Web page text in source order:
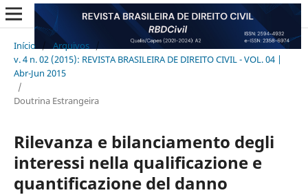
Início Arquivos
/
v. 4 n. 02 (2015): REVISTA BRASILEIRA DE DIREITO CIVIL - VOL. 04 |
Abr-Jun 2015
/
Doutrina Estrangeira
Rilevanza e bilanciamento degli
interessi nella qualificazione e
quantificazione del danno